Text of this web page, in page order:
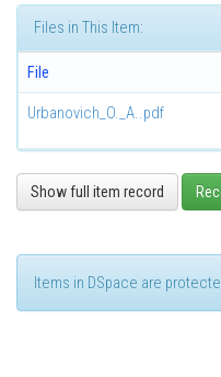
Files in This Item:
File
Urbanovich_O._A..pdf
Show full item record
Items in DSpace are